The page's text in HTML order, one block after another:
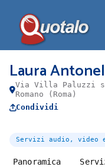
Laura
Via Villa Paluzzi
Romano (Roma)
Condividi
Servizi audio, video
Panoramica